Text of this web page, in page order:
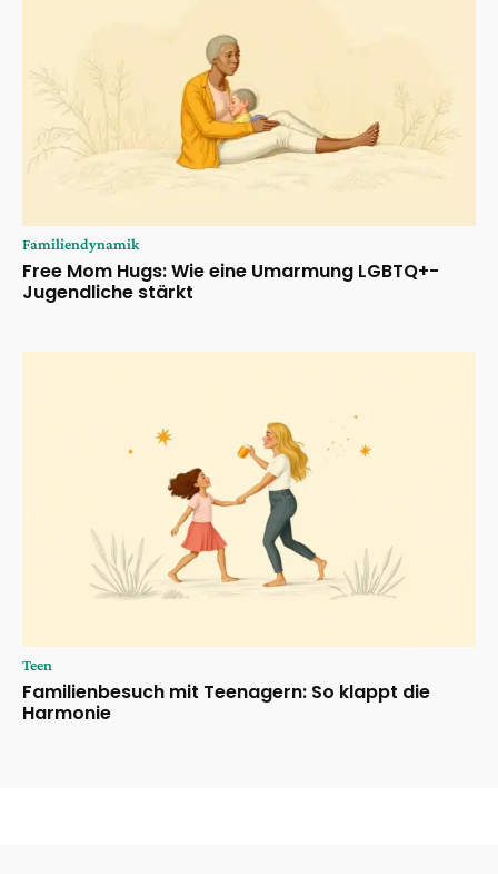
Familiendynamik
Free Mom Hugs: Wie eine Umarmung LGBTQ+-
Jugendliche stärkt
Teen
Familienbesuch mit Teenagern: So klappt die
Harmonie